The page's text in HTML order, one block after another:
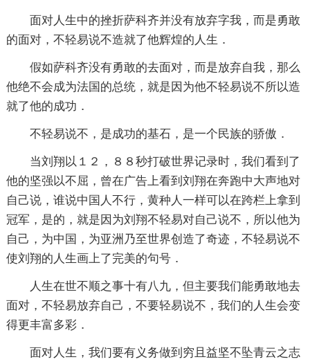
面对人生中的挫折萨科齐并没有放弃字我，而是勇敢
的面对，不轻易说不造就了他辉煌的人生．
假如萨科齐没有勇敢的去面对，而是放弃自我，那么
他绝不会成为法国的总统，就是因为他不轻易说不所以造
就了他的成功．
不轻易说不，是成功的基石，是一个民族的骄傲．
当刘翔以１２，８８秒打破世界记录时，我们看到了
他的坚强以不屈，曾在广告上看到刘翔在奔跑中大声地对
自己说，谁说中国人不行，黄种人一样可以在跨栏上拿到
冠军，是的，就是因为刘翔不轻易对自己说不，所以他为
自己，为中国，为亚洲乃至世界创造了奇迹，不轻易说不
使刘翔的人生画上了完美的句号．
人生在世不顺之事十有八九，但主要我们能勇敢地去
面对，不轻易放弃自己，不要轻易说不，我们的人生会变
得更丰富多彩．
面对人生，我们要有义务做到穷且益坚不坠青云之志